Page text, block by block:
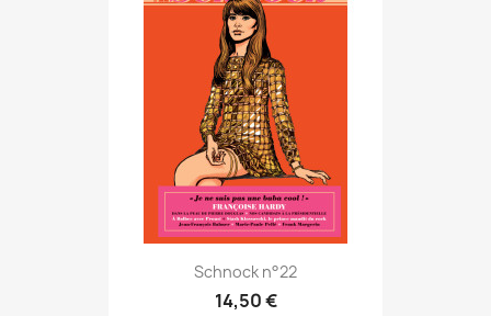
Schnock n°22
14,50 €